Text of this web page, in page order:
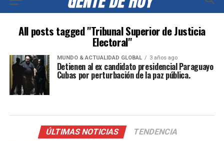
All posts tagged "Tribunal Superior de Justicia
Electoral"
MUNDO & ACTUALIDAD GLOBAL 3 años ago
Detienen al ex candidato presidencial Paraguayo
Cubas por perturbación de la paz pública.
ÚLTIMAS NOTICIAS TENDENCIA